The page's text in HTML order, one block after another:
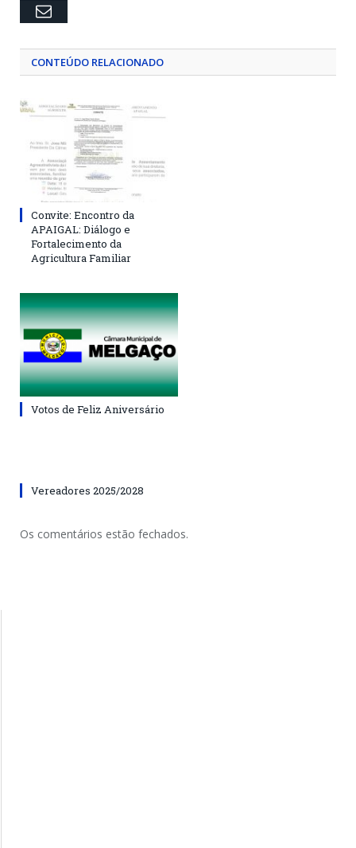
Email
CONTEÚDO RELACIONADO
Convite: Encontro da
APAIGAL: Diálogo e
Fortalecimento da
Agricultura Familiar
Votos de Feliz Aniversário
Vereadores 2025/2028
Os comentários estão fechados.